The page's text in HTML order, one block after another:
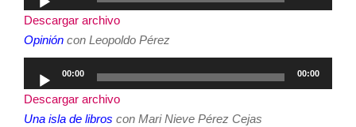
de
audio
Descargar archivo
Opinión con Leopoldo Pérez
de
audio
00:00 00:00
Descargar archivo
Una isla de libros con Mari Nieve Pérez Cejas